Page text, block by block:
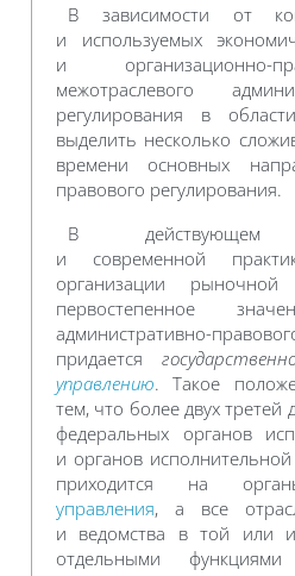
В зависимости от
и используемых
и организационно-
межотраслевого
регулирования в
выделить несколько
времени основных
правового регулирования.
В действующем
и современной
организации
первостепенное
административно-
придается
управлению. Такое
тем, что более двух третей
федеральных органов
и органов
приходится на
управления, а все
и ведомства в той или
отдельными